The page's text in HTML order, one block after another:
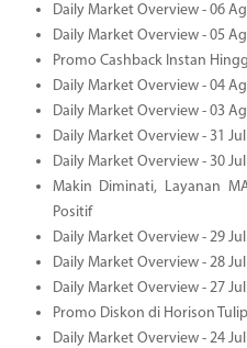
Daily Market Overview - 06
Daily Market Overview - 05
Promo Cashback Instan
Daily Market Overview - 04
Daily Market Overview - 03
Daily Market Overview - 31
Daily Market Overview - 30
Makin Diminati, Layanan
Positif
Daily Market Overview - 29
Daily Market Overview - 28
Daily Market Overview - 27
Promo Diskon di Horison
Daily Market Overview - 24